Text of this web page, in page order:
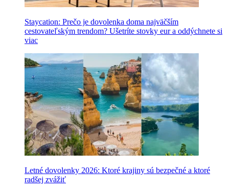
Staycation: Prečo je dovolenka doma najväčším
cestovateľským trendom? Ušetríte stovky eur a oddýchnete si
viac
Letné dovolenky 2026: Ktoré krajiny sú bezpečné a ktoré
radšej zvážiť